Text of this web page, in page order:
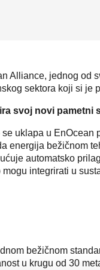
Alliance, jednog od
sektora koji si
svoj novi pametni
uklapa u
energija bežičnom
automatsko
integrirati u
bežičnom
u krugu od 30